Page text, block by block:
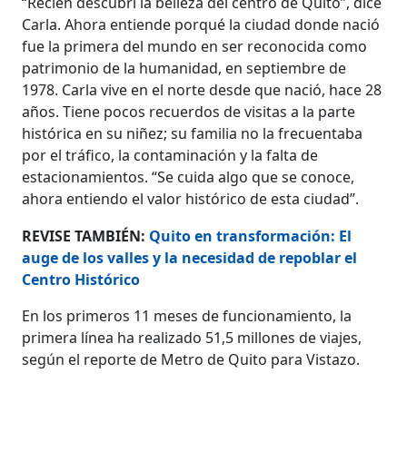
Carla. Ahora entiende porqué la ciudad donde nació
fue la primera del mundo en ser reconocida como
patrimonio de la humanidad, en septiembre de
1978. Carla vive en el norte desde que nació, hace 28
años. Tiene pocos recuerdos de visitas a la parte
histórica en su niñez; su familia no la frecuentaba
por el tráfico, la contaminación y la falta de
estacionamientos. “Se cuida algo que se conoce,
ahora entiendo el valor histórico de esta ciudad”.
REVISE TAMBIÉN: Quito en transformación: El
auge de los valles y la necesidad de repoblar el
Centro Histórico
En los primeros 11 meses de funcionamiento, la
primera línea ha realizado 51,5 millones de viajes,
según el reporte de Metro de Quito para Vistazo.